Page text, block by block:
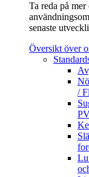
Ta reda på
senaste
Översikt över
/